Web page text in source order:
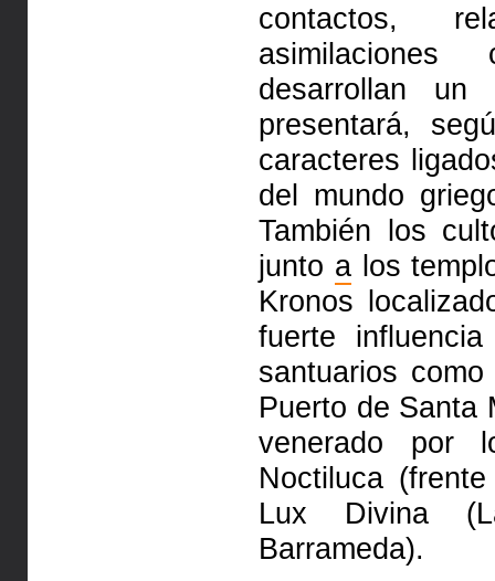
contactos,
desarrollan un
presentará,
caracteres
del mundo
También los
junto alos
Kronos
fuerte
santuarios
Puerto de Santa
venerado por
Noctiluca
Lux Divina
Barrameda).